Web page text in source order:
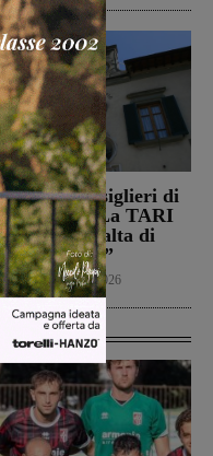
i consiglieri di
“La TARI
resta più alta di
del 2022”
8 Agosto 2026